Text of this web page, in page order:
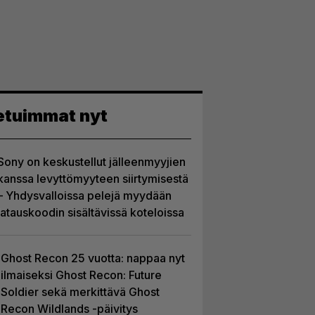
nyt
on keskustellut jälleenmyyjien
levyttömyyteen siirtymisestä
Yhdysvalloissa pelejä myydään
sisältävissä koteloissa
Ghost Recon 25 vuotta: nappaa nyt
ilmaiseksi Ghost Recon: Future
Soldier sekä merkittävä Ghost
Recon Wildlands -päivitys